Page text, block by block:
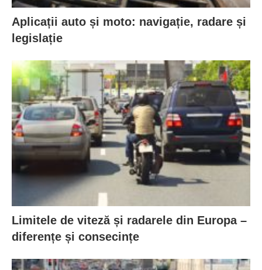
Aplicații auto și moto: navigație, radare și
legislație
Limitele de viteză și radarele din Europa –
diferențe și consecințe